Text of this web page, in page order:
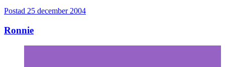
Postad 25 december 2004
Ronnie